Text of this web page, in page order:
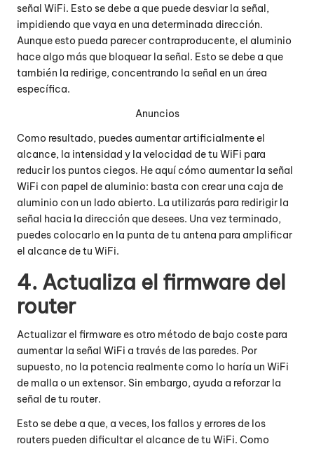
señal WiFi. Esto se debe a que puede desviar la señal,
impidiendo que vaya en una determinada dirección.
Aunque esto pueda parecer contraproducente, el aluminio
hace algo más que bloquear la señal. Esto se debe a que
también la redirige, concentrando la señal en un área
específica.
Anuncios
Como resultado, puedes aumentar artificialmente el
alcance, la intensidad y la velocidad de tu WiFi para
reducir los puntos ciegos. He aquí cómo aumentar la señal
WiFi con papel de aluminio: basta con crear una caja de
aluminio con un lado abierto. La utilizarás para redirigir la
señal hacia la dirección que desees. Una vez terminado,
puedes colocarlo en la punta de tu antena para amplificar
el alcance de tu WiFi.
4. Actualiza el firmware del
router
Actualizar el firmware es otro método de bajo coste para
aumentar la señal WiFi a través de las paredes. Por
supuesto, no la potencia realmente como lo haría un WiFi
de malla o un extensor. Sin embargo, ayuda a reforzar la
señal de tu router.
Esto se debe a que, a veces, los fallos y errores de los
routers pueden dificultar el alcance de tu WiFi. Como